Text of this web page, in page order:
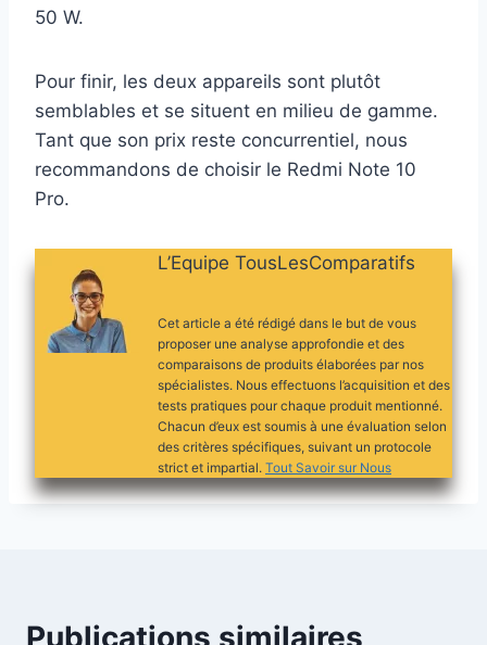
50 W.
Pour finir, les deux appareils sont plutôt
semblables et se situent en milieu de gamme.
Tant que son prix reste concurrentiel, nous
recommandons de choisir le Redmi Note 10
Pro.
L’Equipe TousLesComparatifs
Cet article a été rédigé dans le but de vous
proposer une analyse approfondie et des
comparaisons de produits élaborées par nos
spécialistes. Nous effectuons l’acquisition et des
tests pratiques pour chaque produit mentionné.
Chacun d’eux est soumis à une évaluation selon
des critères spécifiques, suivant un protocole
strict et impartial. Tout Savoir sur Nous
Publications similaires